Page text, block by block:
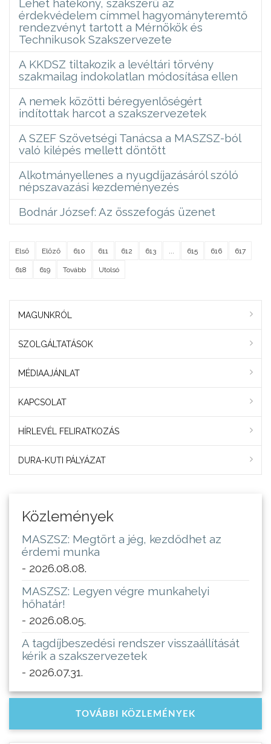
Lehet hatékony, szakszerű az
érdekvédelem címmel hagyományteremtő
rendezvényt tartott a Mérnökök és
Technikusok Szakszervezete
A KKDSZ tiltakozik a levéltári törvény
szakmailag indokolatlan módosítása ellen
A nemek közötti béregyenlőségért
indítottak harcot a szakszervezetek
A SZEF Szövetségi Tanácsa a MASZSZ-ból
való kilépés mellett döntött
Alkotmányellenes a nyugdíjazásáról szóló
népszavazási kezdeményezés
Bodnár József: Az összefogás üzenet
Első Előző 610 611 612 613 615 616 617
618 619 Tovább Utolsó
MAGUNKRÓL
SZOLGÁLTATÁSOK
MÉDIAAJÁNLAT
KAPCSOLAT
HÍRLEVÉL FELIRATKOZÁS
DURA-KUTI PÁLYÁZAT
Közlemények
MASZSZ: Megtört a jég, kezdődhet az
érdemi munka
- 2026.08.08.
MASZSZ: Legyen végre munkahelyi
hőhatár!
- 2026.08.05.
A tagdíjbeszedési rendszer visszaállítását
kérik a szakszervezetek
- 2026.07.31.
TOVÁBBI KÖZLEMÉNYEK